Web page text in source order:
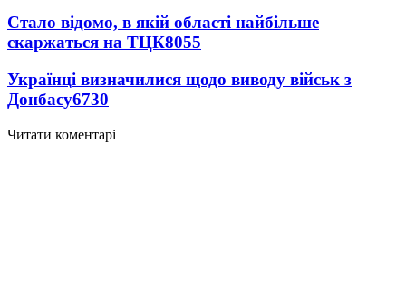
Стало відомо, в якій області найбільше
скаржаться на ТЦК8055
Українці визначилися щодо виводу військ з
Донбасу6730
Читати коментарі